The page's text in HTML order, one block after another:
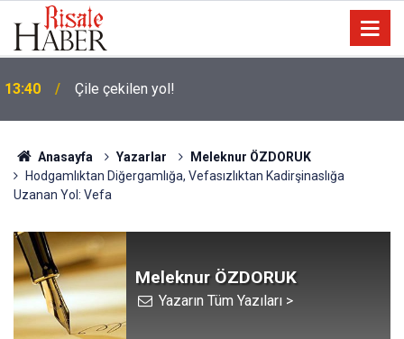
13:40 Çile çekilen yol!
Anasayfa Yazarlar
Meleknur ÖZDORUK
Hodgamlıktan Diğergamlığa, Vefasızlıktan Kadirşinaslığa
Uzanan Yol: Vefa
Meleknur ÖZDORUK
Yazarın Tüm Yazıları >